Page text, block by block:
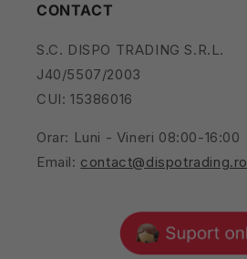
CONTACT
S.C. DISPO TRADING S.R.L.
J40/5507/2003
CUI: 15386016
Orar: Luni - Vineri 08:00-16:00
Email: contact@dispotrading.ro